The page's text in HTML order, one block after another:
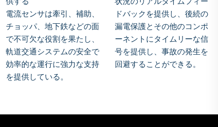
電流センサは牽引、補助、
チョッパ、地下鉄などの面
で不可欠な役割を果たし、
軌道交通システムの安全で
効率的な運行に強力な支持
を提供している。
ドバックを提供し、後続の
漏電保護とその他のコンポ
ーネントにタイムリーな信
号を提供し、事故の発生を
回避することができる。